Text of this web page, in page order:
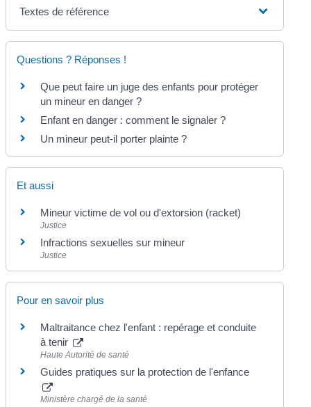
Textes de référence
Questions ? Réponses !
Que peut faire un juge des enfants pour protéger
un mineur en danger ?
Enfant en danger : comment le signaler ?
Un mineur peut-il porter plainte ?
Et aussi
Mineur victime de vol ou d'extorsion (racket)
Justice
Infractions sexuelles sur mineur
Justice
Pour en savoir plus
Maltraitance chez l'enfant : repérage et conduite
à tenir
Haute Autorité de santé
Guides pratiques sur la protection de l'enfance
Ministère chargé de la santé